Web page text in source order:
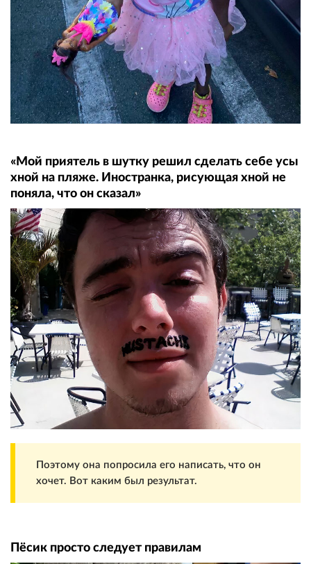
«Мой приятель в шутку решил сделать себе усы
хной на пляже. Иностранка, рисующая хной не
поняла, что он сказал»
Поэтому она попросила его написать, что он
хочет. Вот каким был результат.
Пёсик просто следует правилам